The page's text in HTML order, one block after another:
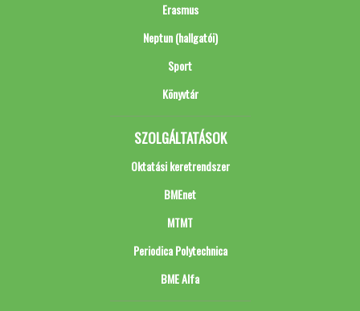
Erasmus
Neptun (hallgatói)
Sport
Könyvtár
SZOLGÁLTATÁSOK
Oktatási keretrendszer
BMEnet
MTMT
Periodica Polytechnica
BME Alfa